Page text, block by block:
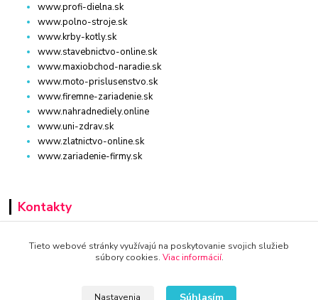
www.profi-dielna.sk
www.polno-stroje.sk
www.krby-kotly.sk
www.stavebnictvo-online.sk
www.maxiobchod-naradie.sk
www.moto-prislusenstvo.sk
www.firemne-zariadenie.sk
www.nahradnediely.online
www.uni-zdrav.sk
www.zlatnictvo-online.sk
www.zariadenie-firmy.sk
Kontakty
+421 940 949 000
Tieto webové stránky využívajú na poskytovanie svojich služieb
súbory cookies. Viac informácií.
Nastavenia